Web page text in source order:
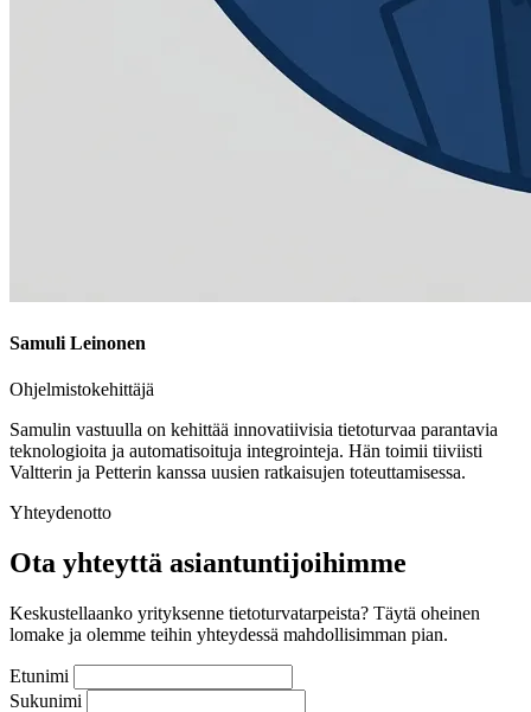
Samuli Leinonen
Ohjelmistokehittäjä
Samulin vastuulla on kehittää innovatiivisia tietoturvaa parantavia
teknologioita ja automatisoituja integrointeja. Hän toimii tiiviisti
Valtterin ja Petterin kanssa uusien ratkaisujen toteuttamisessa.
Yhteydenotto
Ota yhteyttä asiantuntijoihimme
Keskustellaanko yrityksenne tietoturvatarpeista? Täytä oheinen
lomake ja olemme teihin yhteydessä mahdollisimman pian.
Etunimi
Sukunimi